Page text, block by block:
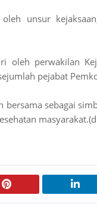
oleh unsur
oleh perwakilan
pejabat
bersama sebagai